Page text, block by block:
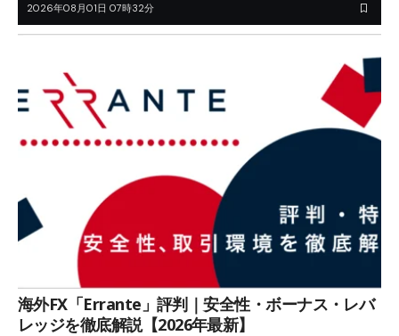
2026年08月01日 07時32分
海外FX「Errante」評判｜安全性・ボーナス・レバ
レッジを徹底解説【2026年最新】